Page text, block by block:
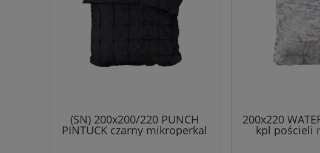
(SN) 200x200/220 PUNCH
PINTUCK czarny mikroperkal
kpl pościeli
200x220
kpl pościeli